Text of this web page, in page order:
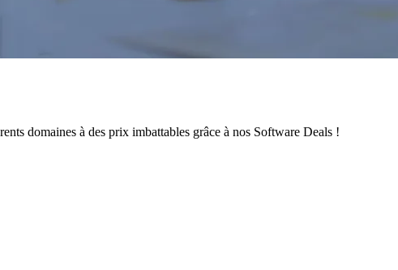
domaines à des prix imbattables grâce à nos Software Deals !